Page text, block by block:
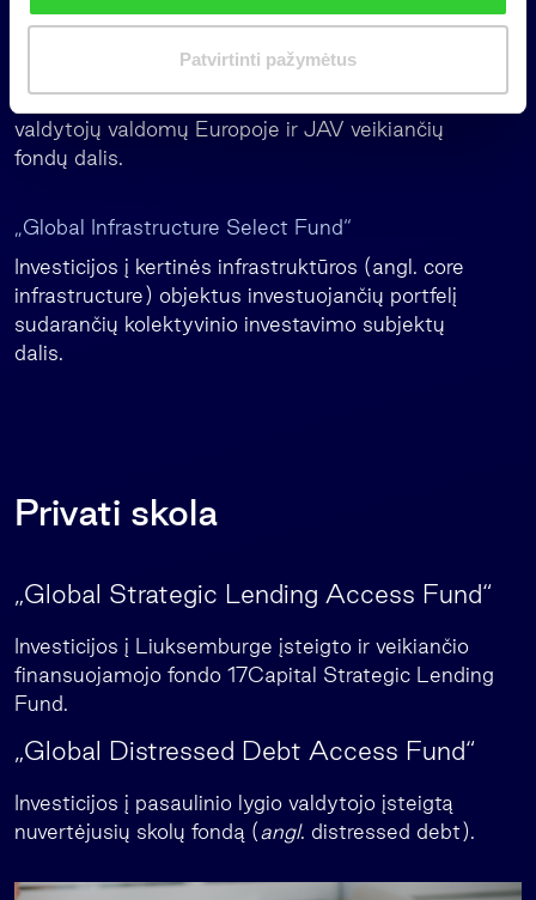
s
Patvirtinti pažymėtus
Investicijos į aukštos kokybės nekilnojamąjį turtą
pastatus ir kt.) investuojančių portfelį sudarančių
kolektyvinio investavimo subjektų dalis ar kitų
valdytojų valdomų Europoje ir JAV veikiančių
fondų dalis.
„Global Infrastructure Select Fund“
Investicijos į kertinės infrastruktūros (angl. core
infrastructure) objektus investuojančių portfelį
sudarančių kolektyvinio investavimo subjektų
dalis.
Privati skola
„Global Strategic Lending Access Fund“
Investicijos į Liuksemburge įsteigto ir veikiančio
finansuojamojo fondo 17Capital Strategic Lending
Fund.
„Global Distressed Debt Access Fund“
Investicijos į pasaulinio lygio valdytojo įsteigtą
nuvertėjusių skolų fondą (angl. distressed debt).